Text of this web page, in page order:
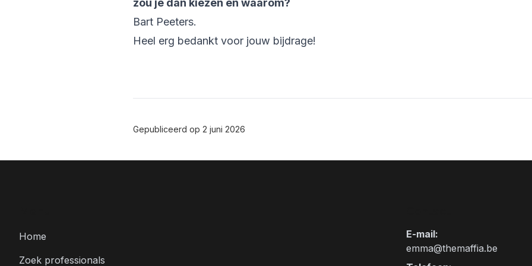
zou je dan kiezen en waarom?
Bart Peeters.
Heel erg bedankt voor jouw bijdrage!
Gepubliceerd op 2 juni 2026
Home
Zoek professionals
E-mail:
emma@themaffia.be